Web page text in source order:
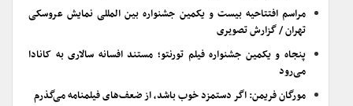
مراسم افتتاحیه بیست و یکمین جشنواره بین المللی نمایش عروسکی
تهران / گزارش تصویری
پنجاه و یکمین جشنواره فیلم تورنتو؛ مستند افسانه سالاری به کانادا
می‌رود
مورگان فریمن: اگر دستمزد خوب باشد، از ضعف‌های فیلمنامه می‌گذرم